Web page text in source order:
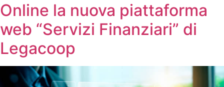
Online la nuova piattaforma
web “Servizi Finanziari” di
Legacoop